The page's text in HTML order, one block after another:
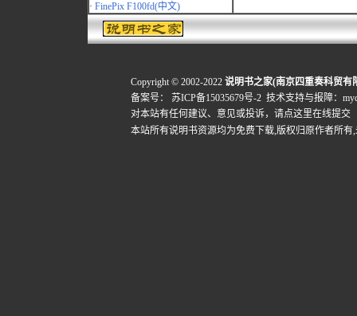
· FinePix F100fd(中文)
Copyright © 2002-2022 说明书之家(南京四重奏科贸有
备案号：
苏ICP备15035679号-2 技术支持与报障：
对本站有任何建议、意见或投诉， 请点这里在线提交
本站所有说明书资源均为免费下载,版权归原作者所